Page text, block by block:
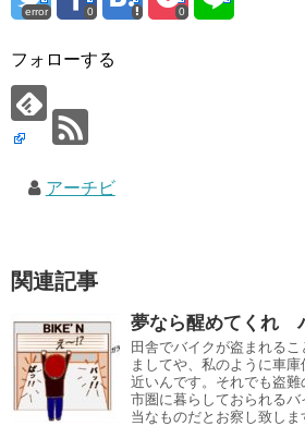
error 0 0
フォローする
アーチビ
関連記事
夢なら醒めてくれ
田舎でバイクが盗まれるこ
ましてや、私のように車
近いんです。それでも盗
市圏に暮らしておられる
当なものだとお察し致しま